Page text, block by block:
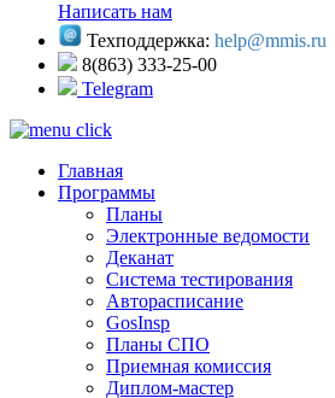
Написать нам
Техподдержка: help@mmis.ru
8(863) 333-25-00
Telegram
Главная
Программы
Планы
Электронные ведомости
Деканат
Система тестирования
Авторасписание
GosInsp
Планы СПО
Приемная комиссия
Диплом-мастер